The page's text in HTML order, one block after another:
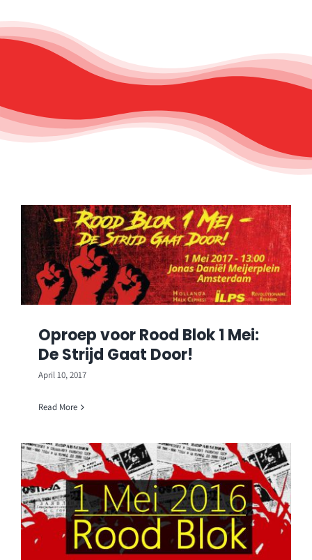
Oproep voor Rood Blok 1 Mei:
De Strijd Gaat Door!
April 10, 2017
Read More